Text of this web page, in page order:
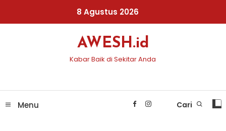
8 Agustus 2026
AWESH.id
Kabar Baik di Sekitar Anda
Menu Cari